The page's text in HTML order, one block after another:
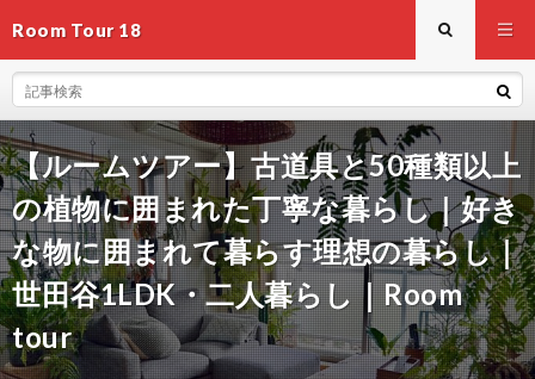
Room Tour 18
【ルームツアー】古道具と50種類以上
の植物に囲まれた丁寧な暮らし｜好き
な物に囲まれて暮らす理想の暮らし｜
世田谷1LDK・二人暮らし｜Room
tour